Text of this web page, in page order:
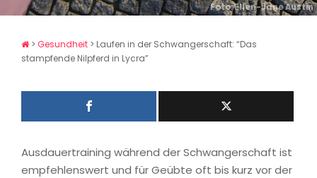
Foto: Ellen-Jane Austin
> Gesundheit > Laufen in der Schwangerschaft: “Das
stampfende Nilpferd in Lycra”
Ausdauertraining während der Schwangerschaft ist
empfehlenswert und für Geübte oft bis kurz vor der